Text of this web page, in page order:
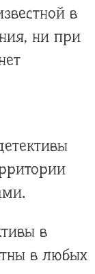
в
ни при
в
в любых